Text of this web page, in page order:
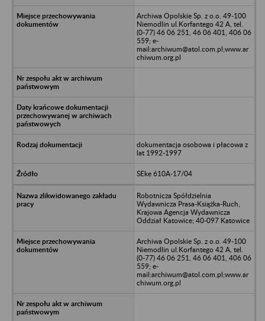
Archiwa Opolskie Sp. z o.o. 49-100
Niemodlin ul.Korfantego 42 A, tel.
(0-77) 46 06 251, 46 06 401, 406 06
559; e-
mail:archiwum@atol.com.pl;www.ar
chiwum.org.pl
dokumentacja osobowa i płacowa z
lat 1992-1997
SEke 610A-17/04
Robotnicza Spółdzielnia
Wydawnicza Prasa-Książka-Ruch,
Krajowa Agencja Wydawnicza
Oddział Katowice; 40-097 Katowice
Archiwa Opolskie Sp. z o.o. 49-100
Niemodlin ul.Korfantego 42 A, tel.
(0-77) 46 06 251, 46 06 401, 406 06
559; e-
mail:archiwum@atol.com.pl;www.ar
chiwum.org.pl